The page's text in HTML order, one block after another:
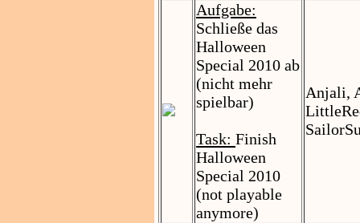
Aufgabe:
Schließe das
Halloween
Special 2010 ab
(nicht mehr
spielbar)
Task: Finish
Halloween
Special 2010
(not playable
anymore)
Anjali,